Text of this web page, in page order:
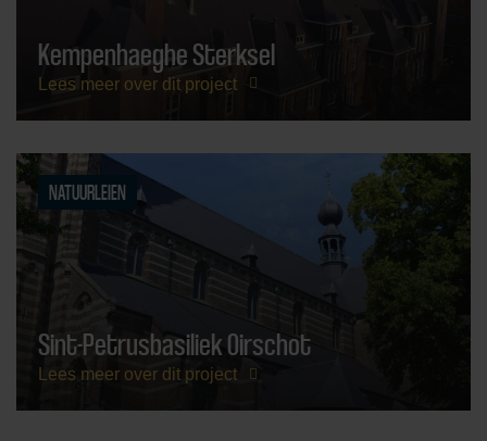
Kempenhaeghe Sterksel
Lees meer over dit project
NATUURLEIEN
Sint-Petrusbasiliek Oirschot
Lees meer over dit project